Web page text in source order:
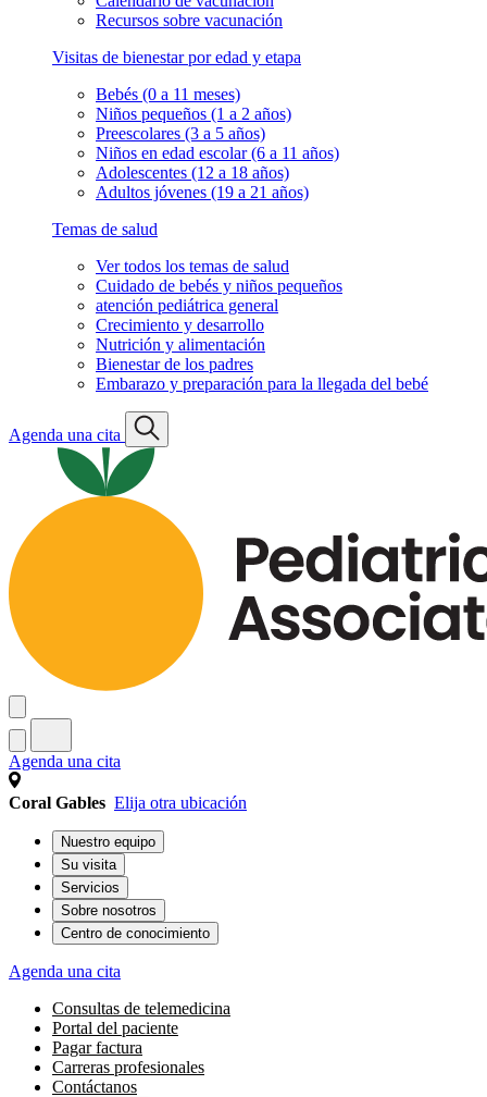
Recursos sobre vacunación
Visitas de bienestar por edad y etapa
Bebés (0 a 11 meses)
Niños pequeños (1 a 2 años)
Preescolares (3 a 5 años)
Niños en edad escolar (6 a 11 años)
Adolescentes (12 a 18 años)
Adultos jóvenes (19 a 21 años)
Temas de salud
Ver todos los temas de salud
Cuidado de bebés y niños pequeños
atención pediátrica general
Crecimiento y desarrollo
Nutrición y alimentación
Bienestar de los padres
Embarazo y preparación para la llegada del bebé
Agenda una cita
Agenda una cita
Coral Gables Elija otra ubicación
Nuestro equipo
Su visita
Servicios
Sobre nosotros
Centro de conocimiento
Agenda una cita
Consultas de telemedicina
Portal del paciente
Pagar factura
Carreras profesionales
Contáctanos